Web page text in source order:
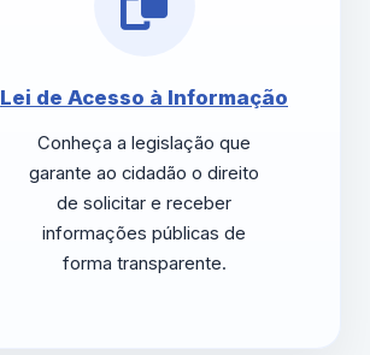
Lei de Acesso à Informação
Conheça a legislação que
garante ao cidadão o direito
de solicitar e receber
informações públicas de
forma transparente.